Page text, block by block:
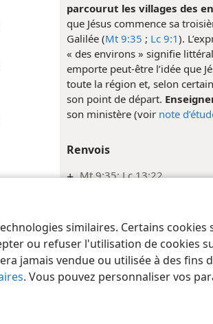
similaires. Certains cookies
ou refuser l'utilisation de cookies
jamais vendue ou utilisée à des fins
. Vous pouvez personnaliser vos
parcourut les villages des
que Jésus commence sa
Galilée (Mt 9:35 ; Lc 9:1).
« des environs » signifie
emporte peut-être l’idée que
toute la région et, selon
son point de départ.
son ministère (voir note
Renvois
+ Mt 9:35; Lc 13:22
Marc 6:7
Renvois
+ Lc 10:1
de confidentialité Paramètres de confidentialité